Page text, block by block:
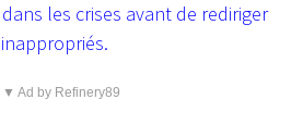
les crises avant de rediriger
.
▼ Ad by Refinery89